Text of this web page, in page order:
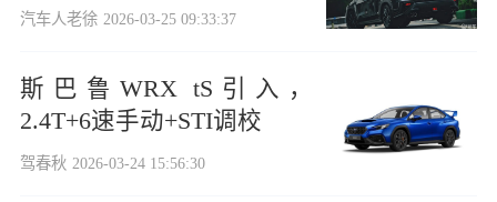
意？
汽车人老徐 2026-03-25 09:33:37
斯巴鲁WRX tS引入，
2.4T+6速手动+STI调校
驾春秋 2026-03-24 15:56:30